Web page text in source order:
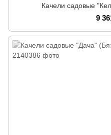
Качели садовые
9